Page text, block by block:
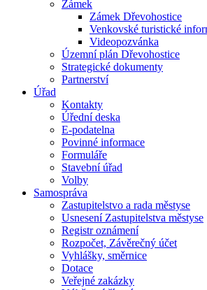
Zámek
Zámek Dřevohostice
Venkovské turistické
Videopozvánka
Územní plán Dřevohostice
Strategické dokumenty
Partnerství
Úřad
Kontakty
Úřední deska
E-podatelna
Povinné informace
Formuláře
Stavební úřad
Volby
Samospráva
Zastupitelstvo a rada městyse
Usnesení Zastupitelstva městyse
Registr oznámení
Rozpočet, Závěrečný účet
Vyhlášky, směrnice
Dotace
Veřejné zakázky